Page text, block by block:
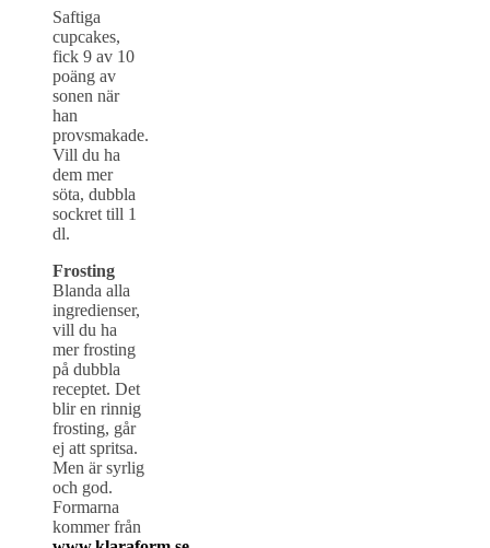
Saftiga
cupcakes,
fick 9 av 10
poäng av
sonen när
han
provsmakade.
Vill du ha
dem mer
söta, dubbla
sockret till 1
dl.
Frosting
Blanda alla
ingredienser,
vill du ha
mer frosting
på dubbla
receptet. Det
blir en rinnig
frosting, går
ej att spritsa.
Men är syrlig
och god.
Formarna
kommer från